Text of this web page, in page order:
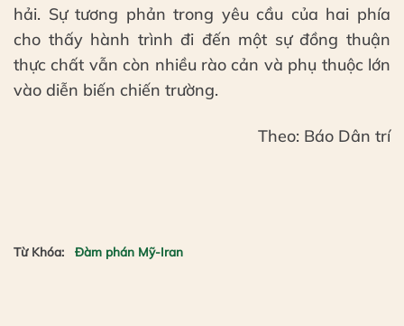
hải. Sự tương phản trong yêu cầu của hai phía
cho thấy hành trình đi đến một sự đồng thuận
thực chất vẫn còn nhiều rào cản và phụ thuộc lớn
vào diễn biến chiến trường.
Theo: Báo Dân trí
Từ Khóa: Đàm phán Mỹ-Iran